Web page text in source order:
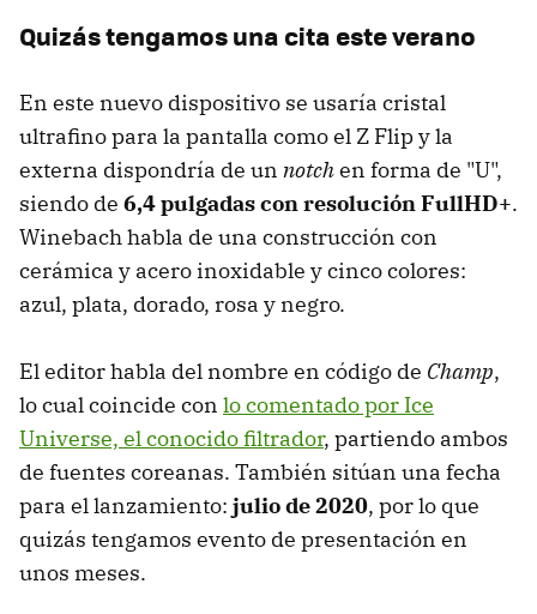
Quizás tengamos una cita este verano
En este nuevo dispositivo se usaría cristal
ultrafino para la pantalla como el Z Flip y la
externa dispondría de un notchen forma de "U",
siendo de 6,4 pulgadas con resolución FullHD+.
Winebach habla de una construcción con
cerámica y acero inoxidable y cinco colores:
azul, plata, dorado, rosa y negro.
El editor habla del nombre en código de Champ,
lo cual coincide con lo comentado por Ice
Universe, el conocido filtrador, partiendo ambos
de fuentes coreanas. También sitúan una fecha
para el lanzamiento: julio de 2020, por lo que
quizás tengamos evento de presentación en
unos meses.